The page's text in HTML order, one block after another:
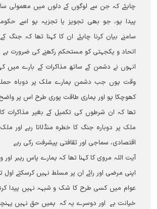
چاہئے کہ جن سے لوگوں کے دلوں میں معمولی
پیدا ہو، جو بھی تجویز یا تجزیہ ہو اسے
سامنے بیان کرنا چاہئے ان کا کہنا تھا کہ جنگ
اتحاد و یکجہتی کو مستحکم رکھنے کی ضرورت ہے
انہوں نے دشمن کے ساتھ مذاکرات کے بارے میں
وقت ہوں جب دشمن ہمارے ملک پر دوباہ
کھوچکا ہو اور ہماری طاقت پوری طرح اس پر واضح
تھا کہ ان شرطوں کی تکمیل کے بغیر مذاکرات
ملک پر دوبارہ جنگ کا خطرہ منڈلاتا رہے اور
اقتصادی، سماجی اور ثقافتی پیشرفت رکی رہے
آيت اللہ مروی کا کہنا تھا کہ ہمارے پاس رہبر اور
اپنی مرضی اور رائے ان پر مسلط نہيں کرسکتے اول
عوام میں کسی طرح کا شک و شبہہ نہيں پیدا
خیانت ہے اور دوسرے یہ کہ ہمیں حق نہيں